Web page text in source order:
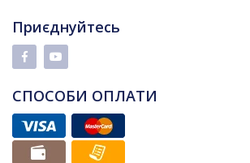
Приєднуйтесь
СПОСОБИ ОПЛАТИ